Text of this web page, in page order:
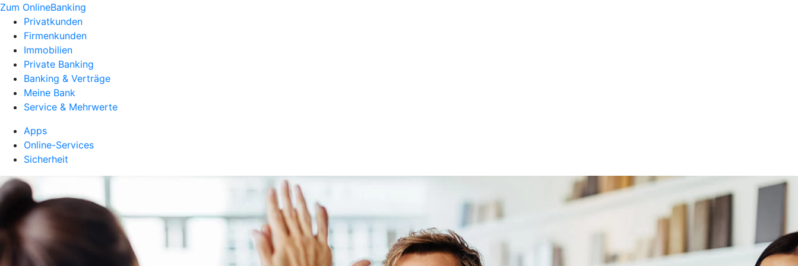
Zum OnlineBanking
Privatkunden
Firmenkunden
Immobilien
Private Banking
Banking & Verträge
Meine Bank
Service & Mehrwerte
Apps
Online-Services
Sicherheit